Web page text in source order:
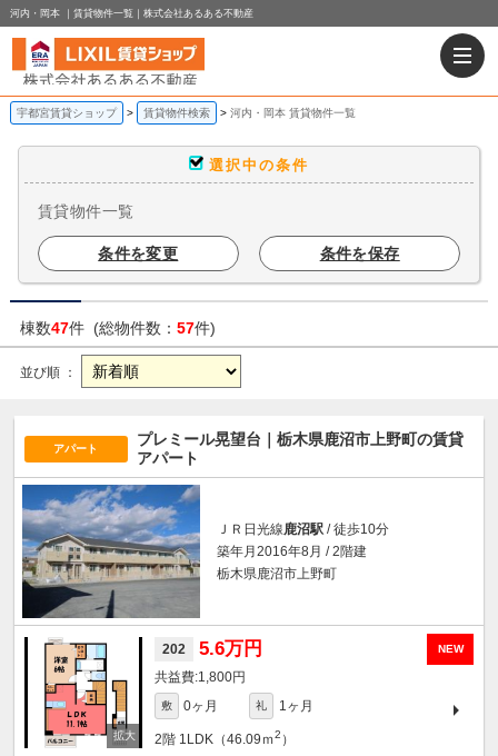
河内・岡本 ｜賃貸物件一覧｜株式会社あるある不動産
宇都宮賃貸ショップ 賃貸物件検索 河内・岡本 賃貸物件一覧
選択中の条件
賃貸物件一覧
条件を変更 条件を保存
棟数47件 (総物件数： 57件)
並び順 ：
アパート
プレミール晃望台｜栃木県鹿沼市上野町の賃貸
アパート
ＪＲ日光線鹿沼駅 / 徒歩10分
築年月2016年8月 / 2階建
栃木県鹿沼市上野町
NEW
202 5.6万円
1,800円
敷 0ヶ月 礼 1ヶ月
2階 1LDK（46.09ｍ2 ）